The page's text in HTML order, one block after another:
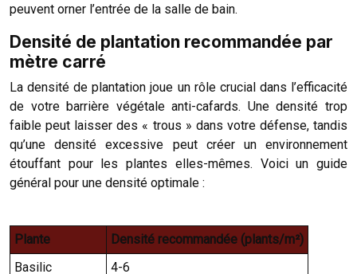
peuvent orner l’entrée de la salle de bain.
Densité de plantation recommandée par
mètre carré
La densité de plantation joue un rôle crucial dans l’efficacité
de votre barrière végétale anti-cafards. Une densité trop
faible peut laisser des « trous » dans votre défense, tandis
qu’une densité excessive peut créer un environnement
étouffant pour les plantes elles-mêmes. Voici un guide
général pour une densité optimale :
Plante
Densité recommandée (plants/m²)
Basilic
4-6